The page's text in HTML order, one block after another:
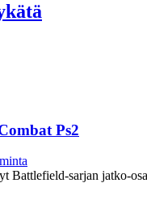
Ps2
Battlefield-sarjan jatko-